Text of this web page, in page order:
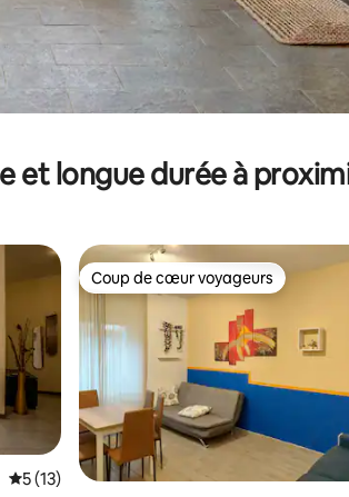
et longue durée à
Évaluation moyenne sur la base de 13
5 (13)
Coup de cœur voyageurs
Coup de cœur voyageurs